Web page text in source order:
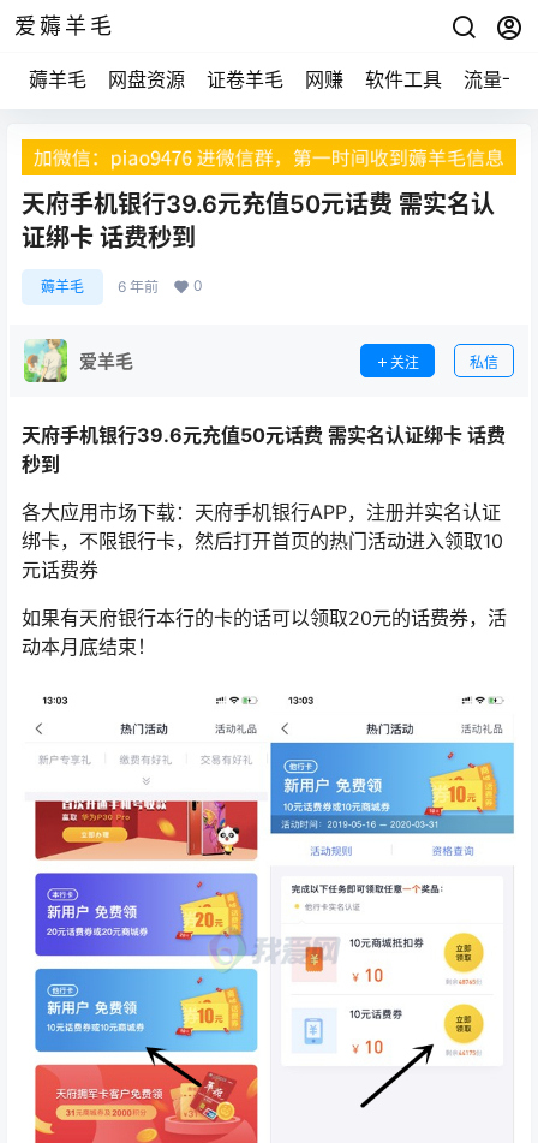
爱薅羊毛
薅羊毛 网盘资源 证卷羊毛 网赚 软件工具 流量卡
天府手机银行39.6元充值50元话费 需实名认
证绑卡 话费秒到
薅羊毛 6 年前 0
爱羊毛 关注 私信
天府手机银行39.6元充值50元话费 需实名认证绑卡 话费
秒到
各大应用市场下载：天府手机银行APP，注册并实名认证
绑卡，不限银行卡，然后打开首页的热门活动进入领取10
元话费券
如果有天府银行本行的卡的话可以领取20元的话费券，活
动本月底结束！